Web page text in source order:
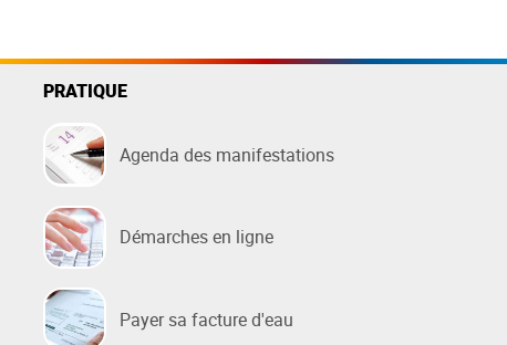
PRATIQUE
Agenda des manifestations
Démarches en ligne
Payer sa facture d'eau